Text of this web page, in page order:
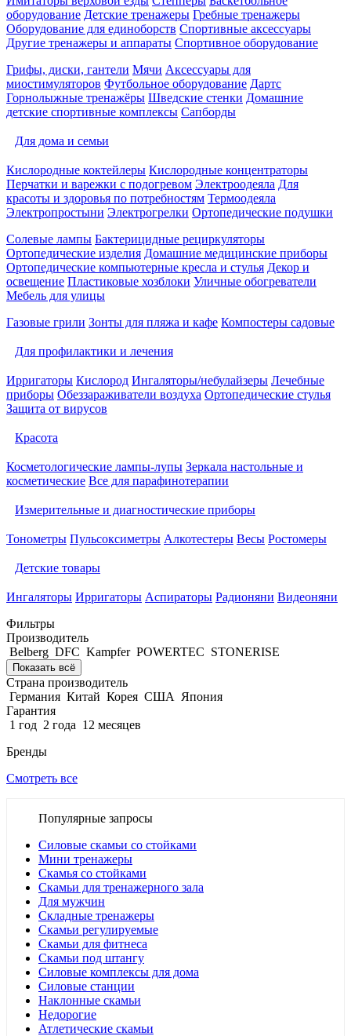
оборудование Детские тренажеры Гребные тренажеры
Оборудование для единоборств Спортивные аксессуары
Другие тренажеры и аппараты Спортивное оборудование
Грифы, диски, гантели Мячи Аксессуары для
миостимуляторов Футбольное оборудование Дартс
Горнолыжные тренажёры Шведские стенки Домашние
детские спортивные комплексы Сапборды
Для дома и семьи
Кислородные коктейлеры Кислородные концентраторы
Перчатки и варежки с подогревом Электроодеяла Для
красоты и здоровья по потребностям Термоодеяла
Электропростыни Электрогрелки Ортопедические подушки
Солевые лампы Бактерицидные рециркуляторы
Ортопедические изделия Домашние медицинские приборы
Ортопедические компьютерные кресла и стулья Декор и
освещение Пластиковые хозблоки Уличные обогреватели
Мебель для улицы
Газовые грили Зонты для пляжа и кафе Компостеры садовые
Для профилактики и лечения
Ирригаторы Кислород Ингаляторы/небулайзеры Лечебные
приборы Обеззараживатели воздуха Ортопедические стулья
Защита от вирусов
Красота
Косметологические лампы-лупы Зеркала настольные и
косметические Все для парафинотерапии
Измерительные и диагностические приборы
Тонометры Пульсоксиметры Алкотестеры Весы Ростомеры
Детские товары
Ингаляторы Ирригаторы Аспираторы Радионяни Видеоняни
Фильтры
Производитель
Belberg DFC Kampfer POWERTEC STONERISE
Показать всё
Страна производитель
Германия Китай Корея США
Япония
Гарантия
1 год 2 года 12 месяцев
Бренды
Смотреть все
Популярные запросы
Силовые скамьи со стойками
Мини тренажеры
Скамья со стойками
Скамьи для тренажерного зала
Для мужчин
Складные тренажеры
Скамьи регулируемые
Скамьи для фитнеса
Скамьи под штангу
Силовые комплексы для дома
Силовые станции
Наклонные скамьи
Недорогие
Атлетические скамьи